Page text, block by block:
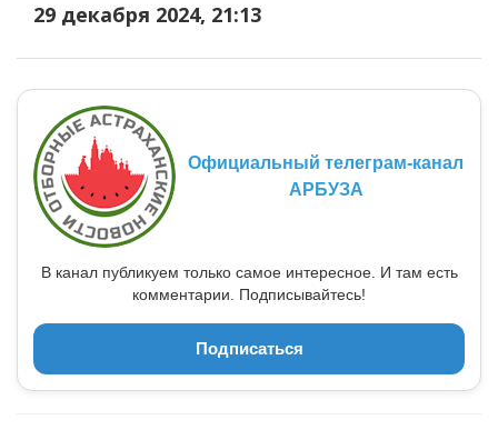
29 декабря 2024, 21:13
Официальный телеграм-канал
АРБУЗА
В канал публикуем только самое интересное. И там есть
комментарии. Подписывайтесь!
Подписаться